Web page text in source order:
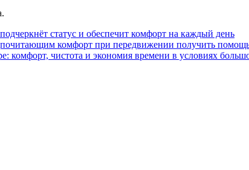
статус и обеспечит комфорт на каждый день
комфорт при передвижении получить
комфорт, чистота и экономия времени в условиях